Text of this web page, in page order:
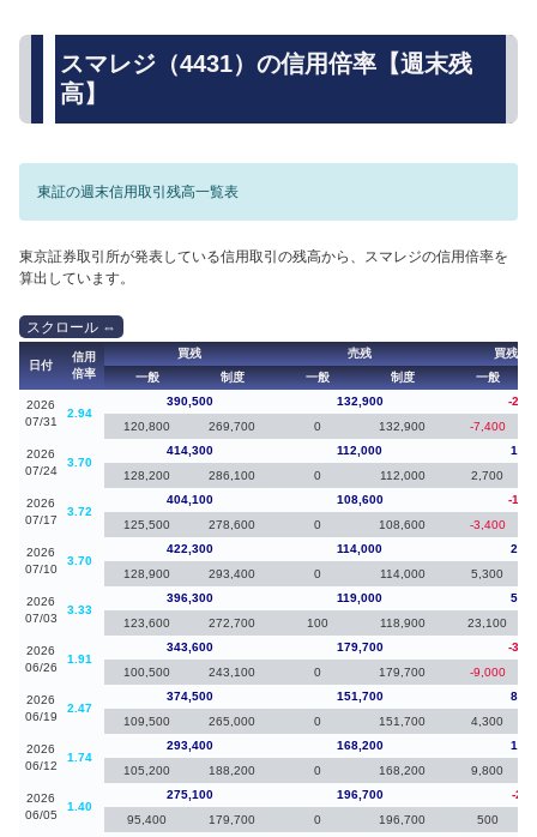
スマレジ（4431）の信用倍率【週末残
高】
東証の週末信用取引残高一覧表
東京証券取引所が発表している信用取引の残高から、スマレジの信用倍率を
算出しています。
日付
信用
倍率
買残 売残
買残（
一般
制度 一般 制度 一般
2026
07/31
2.94
390,500 132,900
-
120,800
269,700 0 132,900 -7,400
2026
07/24
3.70
414,300 112,000
128,200
286,100 0 112,000 2,700
2026
07/17
3.72
404,100 108,600
-
125,500
278,600 0 108,600 -3,400
2026
07/10
3.70
422,300 114,000
128,900
293,400 0 114,000 5,300
2026
07/03
3.33
396,300 119,000
123,600
272,700 100 118,900 23,100
2026
06/26
1.91
343,600 179,700
-
100,500
243,100 0 179,700 -9,000
2026
06/19
2.47
374,500 151,700
109,500
265,000 0 151,700 4,300
2026
06/12
1.74
293,400 168,200
105,200
188,200 0 168,200 9,800
2026
06/05
1.40
275,100 196,700
-
95,400
179,700 0 196,700
500